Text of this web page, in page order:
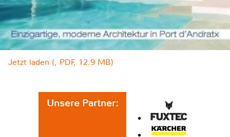
Jetzt laden (, PDF, 12.9 MB)
Unsere Partner: